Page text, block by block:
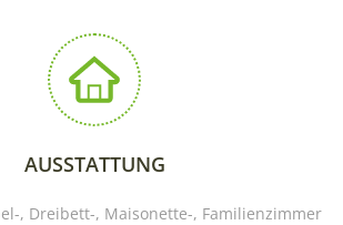
AUSSTATTUNG
, Dreibett-, Maisonette-, Familienzimmer